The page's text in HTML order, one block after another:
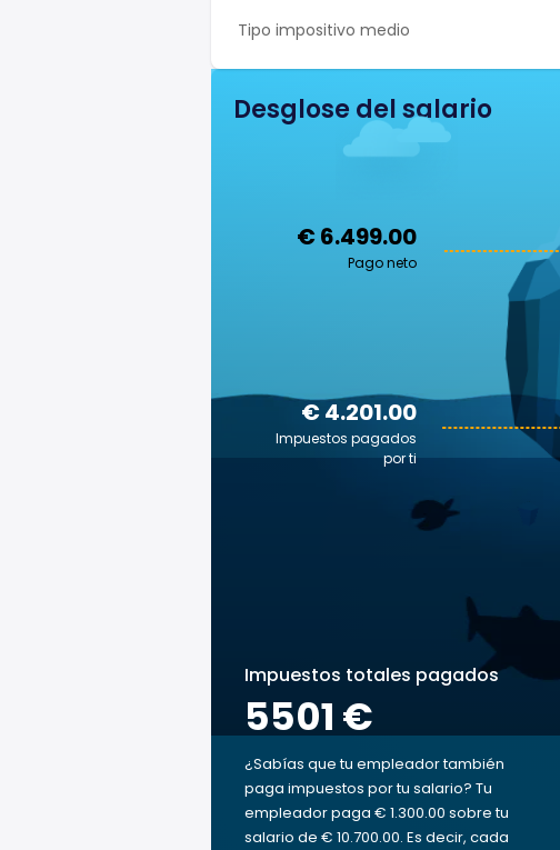
Tipo impositivo medio
Desglose del salario
€ 6.499.00
Pago neto
€ 4.201.00
Impuestos pagados
por ti
Impuestos totales pagados
5501 €
¿Sabías que tu empleador también
paga impuestos por tu salario? Tu
empleador paga € 1.300.00 sobre tu
salario de € 10.700.00. Es decir, cada